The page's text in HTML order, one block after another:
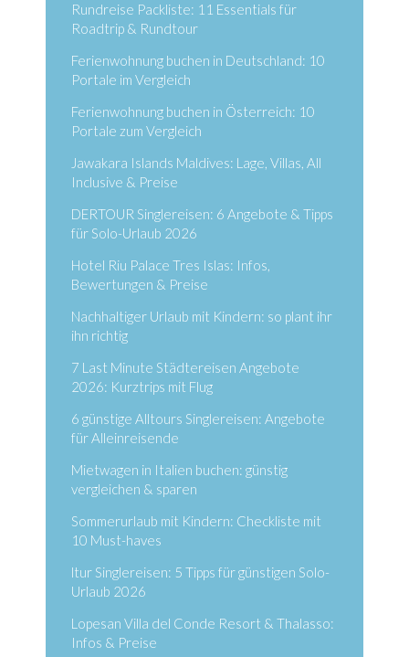
Rundreise Packliste: 11 Essentials für
Roadtrip & Rundtour
Ferienwohnung buchen in Deutschland: 10
Portale im Vergleich
Ferienwohnung buchen in Österreich: 10
Portale zum Vergleich
Jawakara Islands Maldives: Lage, Villas, All
Inclusive & Preise
DERTOUR Singlereisen: 6 Angebote & Tipps
für Solo-Urlaub 2026
Hotel Riu Palace Tres Islas: Infos,
Bewertungen & Preise
Nachhaltiger Urlaub mit Kindern: so plant ihr
ihn richtig
7 Last Minute Städtereisen Angebote
2026: Kurztrips mit Flug
6 günstige Alltours Singlereisen: Angebote
für Alleinreisende
Mietwagen in Italien buchen: günstig
vergleichen & sparen
Sommerurlaub mit Kindern: Checkliste mit
10 Must-haves
ltur Singlereisen: 5 Tipps für günstigen Solo-
Urlaub 2026
Lopesan Villa del Conde Resort & Thalasso:
Infos & Preise